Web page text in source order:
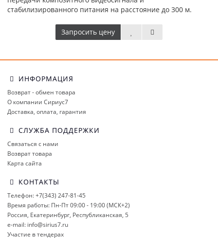
стабилизированного питания на расстояние до 300 м.
Запросить цену
ИНФОРМАЦИЯ
Возврат - обмен товара
О компании Сириус7
Доставка, оплата, гарантия
СЛУЖБА ПОДДЕРЖКИ
Связаться с нами
Возврат товара
Карта сайта
КОНТАКТЫ
Телефон: +7(343) 247-81-45
Время работы: Пн-Пт 09:00 - 19:00 (МСК+2)
Россия, Екатеринбург, Республиканская, 5
e-mail: info@sirius7.ru
Участие в тендерах